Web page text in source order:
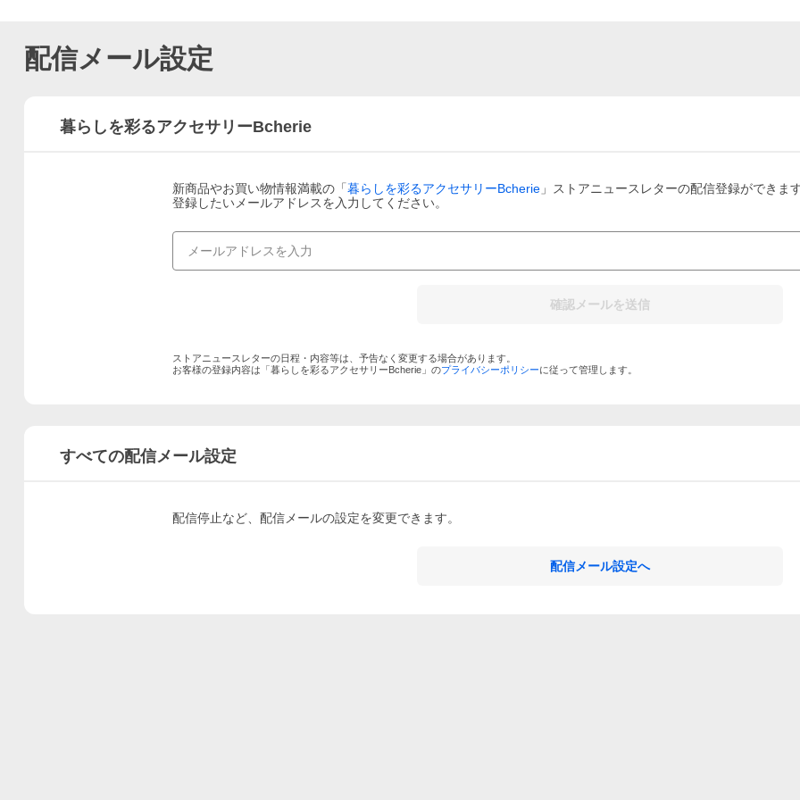
配信メール設定
暮らしを彩るアクセサリーBcherie
新商品やお買い物情報満載の「暮らしを彩るアクセサリーBcherie 」ストアニュースレターの配信登録ができます
登録したいメールアドレスを入力してください。
確認メールを送信
ストアニュースレターの日程・内容等は、予告なく変更する場合があります。
お客様の登録内容は「暮らしを彩るアクセサリーBcherie 」のプライバシーポリシーに従って管理します。
すべての配信メール設定
配信停止など、配信メールの設定を変更できます。
配信メール設定へ